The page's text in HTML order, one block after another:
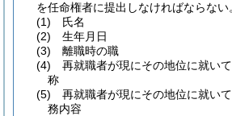
を任命権者に提出しなければならない
(1)
氏名
(2)
生年月日
(3)
離職時の職
(4)
再就職者が現にその地位に就い
称
(5)
再就職者が現にその地位に就い
務内容